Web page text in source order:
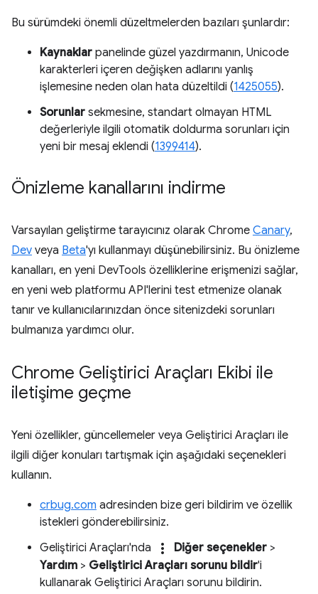
Bu sürümdeki önemli düzeltmelerden bazıları şunlardır:
Kaynaklar panelinde güzel yazdırmanın, Unicode
karakterleri içeren değişken adlarını yanlış
işlemesine neden olan hata düzeltildi (1425055).
Sorunlar sekmesine, standart olmayan HTML
değerleriyle ilgili otomatik doldurma sorunları için
yeni bir mesaj eklendi (1399414).
Önizleme kanallarını indirme
Varsayılan geliştirme tarayıcınız olarak Chrome Canary,
Dev veya Beta'yı kullanmayı düşünebilirsiniz. Bu önizleme
kanalları, en yeni DevTools özelliklerine erişmenizi sağlar,
en yeni web platformu API'lerini test etmenize olanak
tanır ve kullanıcılarınızdan önce sitenizdeki sorunları
bulmanıza yardımcı olur.
Chrome Geliştirici Araçları Ekibi ile
iletişime geçme
Yeni özellikler, güncellemeler veya Geliştirici Araçları ile
ilgili diğer konuları tartışmak için aşağıdaki seçenekleri
kullanın.
crbug.com adresinden bize geri bildirim ve özellik
istekleri gönderebilirsiniz.
Geliştirici Araçları'nda
more_vert Diğer seçenekler >
Yardım > Geliştirici Araçları sorunu bildir'i
kullanarak Geliştirici Araçları sorunu bildirin.